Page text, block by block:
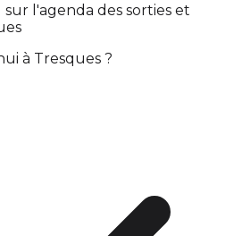
l'agenda des sorties et
à Tresques ?